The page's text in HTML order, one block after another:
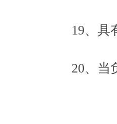
19、具有
20、当负